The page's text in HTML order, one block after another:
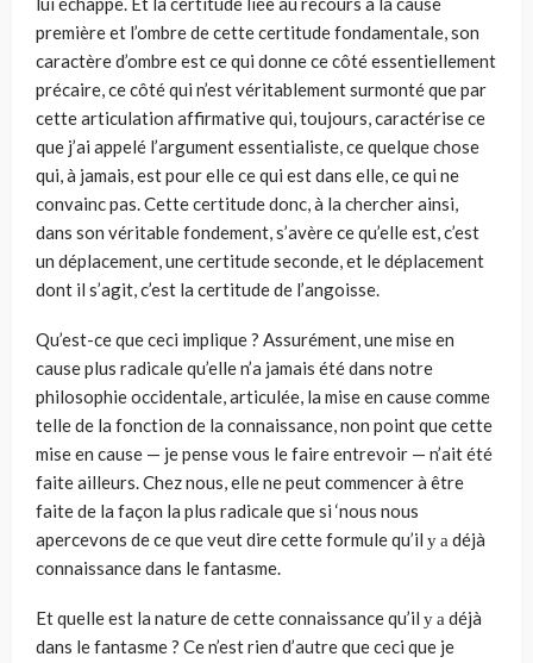
première et l’ombre de cette certitude fondamentale, son
caractère d’ombre est ce qui donne ce côté essentiellement
précaire, ce côté qui n’est véritablement surmonté que par
cette articulation affirmative qui, toujours, caractérise ce
que j’ai appelé l’argument essentialiste, ce quelque chose
qui, à jamais, est pour elle ce qui est dans elle, ce qui ne
convainc pas. Cette certitude donc, à la chercher ainsi,
dans son véritable fondement, s’avère ce qu’elle est, c’est
un déplace­ment, une certitude seconde, et le déplacement
dont il s’agit, c’est la certi­tude de l’angoisse.
Qu’est-ce que ceci implique ? Assurément, une mise en
cause plus radi­cale qu’elle n’a jamais été dans notre
philosophie occidentale, articulée, la mise en cause comme
telle de la fonction de la connaissance, non point que cette
mise en cause — je pense vous le faire entrevoir — n’ait été
faite ailleurs. Chez nous, elle ne peut commencer à être
faite de la façon la plus radicale que si ‘nous nous
apercevons de ce que veut dire cette formule qu’il у а déjà
connaissance dans le fantasme.
Et quelle est la nature de cette connaissance qu’il у а déjà
dans le fantas­me ? Ce n’est rien d’autre que ceci que je